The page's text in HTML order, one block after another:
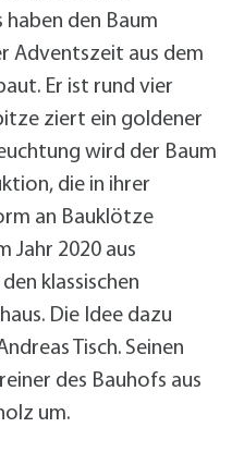
den Baum
Adventszeit aus dem
Er ist rund vier
ziert ein goldener
wird der Baum
die in ihrer
an Bauklötze
Jahr 2020 aus
klassischen
Die Idee dazu
Tisch. Seinen
des Bauhofs aus
um.